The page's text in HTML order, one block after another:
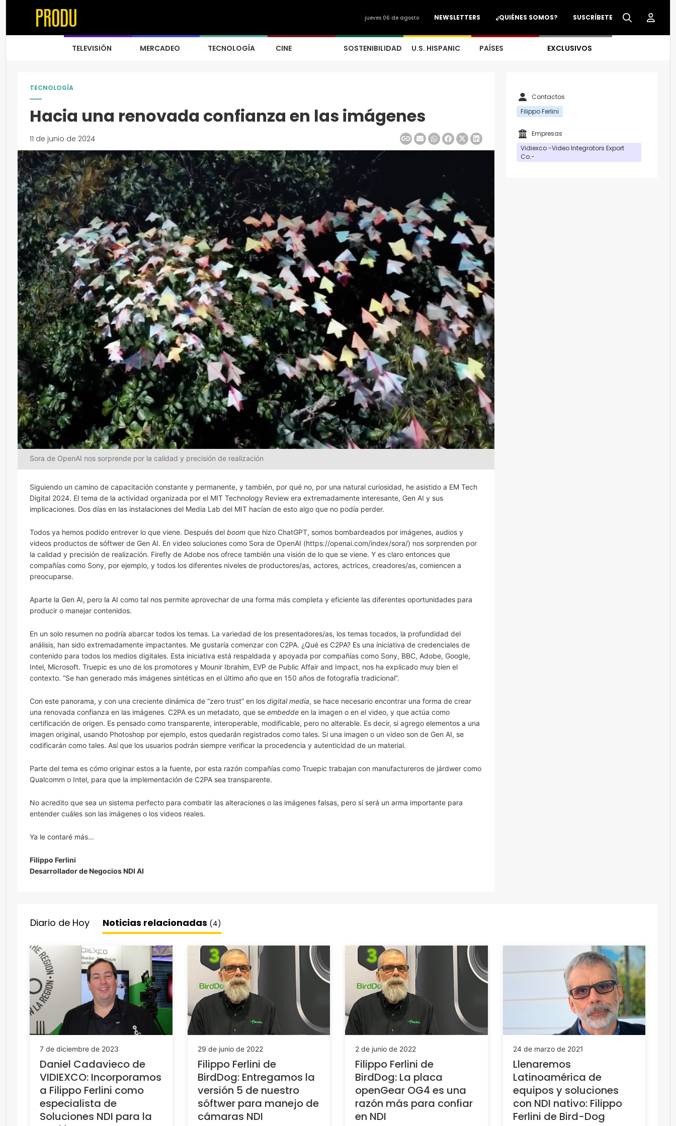
SUSCRÍBETE
¿QUIÉNES SOMOS?
NEWSLETTERS
jueves 06 de agosto
TELEVISIÓN MERCADEO TECNOLOGÍA CINE SOSTENIBILIDAD U.S. HISPANIC PAÍSES EXCLUSIVOS
TECNOLOGÍA
Hacia una renovada confianza en las imágenes
11 de junio de 2024
Sora de OpenAI nos sorprende por la calidad y precisión de realización
Siguiendo un camino de capacitación constante y permanente, y también, por qué no, por una natural curiosidad, he asistido a EM Tech
Digital 2024. El tema de la actividad organizada por el MIT Technology Review era extremadamente interesante, Gen AI y sus
implicaciones. Dos días en las instalaciones del Media Lab del MIT hacían de esto algo que no podía perder.
Todos ya hemos podido entrever lo que viene. Después del boom que hizo ChatGPT, somos bombardeados por imágenes, audios y
videos productos de sóftwer de Gen AI. En video soluciones como Sora de OpenAI (https://openai.com/index/sora/) nos sorprenden por
la calidad y precisión de realización. Firefly de Adobe nos ofrece también una visión de lo que se viene. Y es claro entonces que
compañías como Sony, por ejemplo, y todos los diferentes niveles de productores/as, actores, actrices, creadores/as, comiencen a
preocuparse.
Aparte la Gen AI, pero la AI como tal nos permite aprovechar de una forma más completa y eficiente las diferentes oportunidades para
producir o manejar contenidos.
En un solo resumen no podría abarcar todos los temas. La variedad de los presentadores/as, los temas tocados, la profundidad del
análisis, han sido extremadamente impactantes. Me gustaría comenzar con C2PA. ¿Qué es C2PA? Es una iniciativa de credenciales de
contenido para todos los medios digitales. Esta iniciativa está respaldada y apoyada por compañías como Sony, BBC, Adobe, Google,
Intel, Microsoft. Truepic es uno de los promotores y Mounir Ibrahim, EVP de Public Affair and Impact, nos ha explicado muy bien el
contexto. “Se han generado más imágenes sintéticas en el último año que en 150 años de fotografía tradicional”.
Con este panorama, y con una creciente dinámica de “zero trust” en los digital media, se hace necesario encontrar una forma de crear
una renovada confianza en las imágenes. C2PA es un metadato, que se embedde en la imagen o en el video, y que actúa como
certificación de origen. Es pensado como transparente, interoperable, modificable, pero no alterable. Es decir, si agrego elementos a una
imagen original, usando Photoshop por ejemplo, estos quedarán registrados como tales. Si una imagen o un video son de Gen AI, se
codificarán como tales. Así que los usuarios podrán siempre verificar la procedencia y autenticidad de un material.
Parte del tema es cómo originar estos a la fuente, por esta razón compañías como Truepic trabajan con manufactureros de járdwer como
Qualcomm o Intel, para que la implementación de C2PA sea transparente.
No acredito que sea un sistema perfecto para combatir las alteraciones o las imágenes falsas, pero sí será un arma importante para
entender cuáles son las imágenes o los videos reales.
Ya le contaré más…
Filippo Ferlini
Desarrollador de Negocios NDI AI
Contactos
Filippo Ferlini
Empresas
Vidiexco -Video Integrators Export
Co.-
Diario de Hoy Noticias relacionadas (4)
7 de diciembre de 2023
Daniel Cadavieco de
VIDIEXCO: Incorporamos
a Filippo Ferlini como
especialista de
Soluciones NDI para la
29 de junio de 2022
Filippo Ferlini de
BirdDog: Entregamos la
versión 5 de nuestro
sóftwer para manejo de
cámaras NDI
2 de junio de 2022
Filippo Ferlini de
BirdDog: La placa
openGear OG4 es una
razón más para confiar
en NDI
24 de marzo de 2021
Llenaremos
Latinoamérica de
equipos y soluciones
con NDI nativo: Filippo
Ferlini de Bird-Dog